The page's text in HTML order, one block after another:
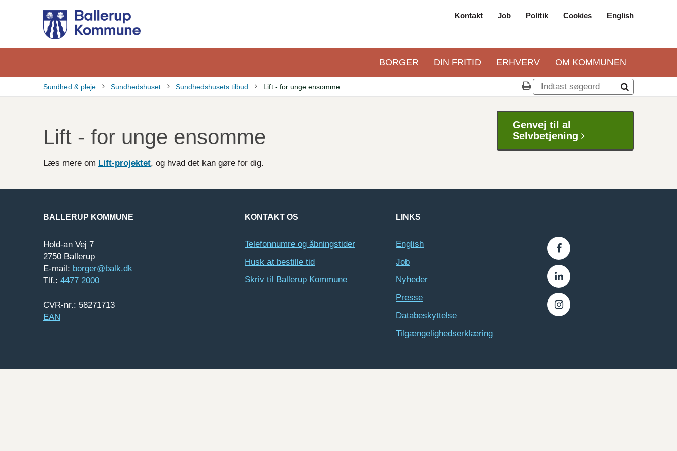
hovedindhold
navigation
Kontakt Job Politik Cookies English
Primær
BORGER DIN FRITID ERHVERV OM KOMMUNEN
Sundhed & pleje Sundhedshuset Sundhedshusets tilbud Lift - for unge ensomme
Lift - for unge ensomme
Læs mere om Lift-projektet, og hvad det kan gøre for dig.
Genvej til al
Selvbetjening
BALLERUP KOMMUNE
Hold-an Vej 7
2750 Ballerup
E-mail: borger@balk.dk
Tlf.: 4477 2000
CVR-nr.: 58271713
EAN
KONTAKT OS
Telefonnumre og åbningstider
Husk at bestille tid
Skriv til Ballerup Kommune
LINKS
English
Job
Nyheder
Presse
Databeskyttelse
Tilgængelighedserklæring